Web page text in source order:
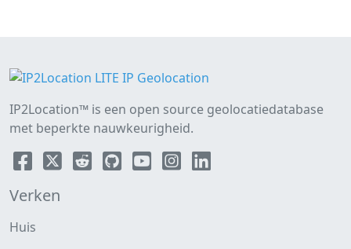
IP2Location™ is een open source geolocatiedatabase
met beperkte nauwkeurigheid.
Verken
Huis